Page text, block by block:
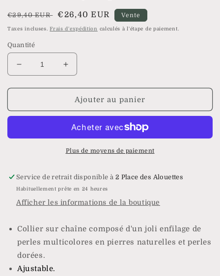
Prix
habituel
€29,40 EUR
Prix
soldé
€26,40 EUR Vente
Taxes incluses.Frais d'expédition calculés à l'étape de paiement.
Quantité
Réduire
la
quantité
Collier
Augmenter
la
quantité
Collier
Ajouter au panier
Plus de moyens de paiement
Service de retrait disponible à 2 Place des Alouettes
Habituellement prête en 24 heures
Afficher les informations de la boutique
Collier sur chaîne composé d'un joli enfilage de
perles multicolores en pierres naturelles et perles
dorées.
Ajustable.